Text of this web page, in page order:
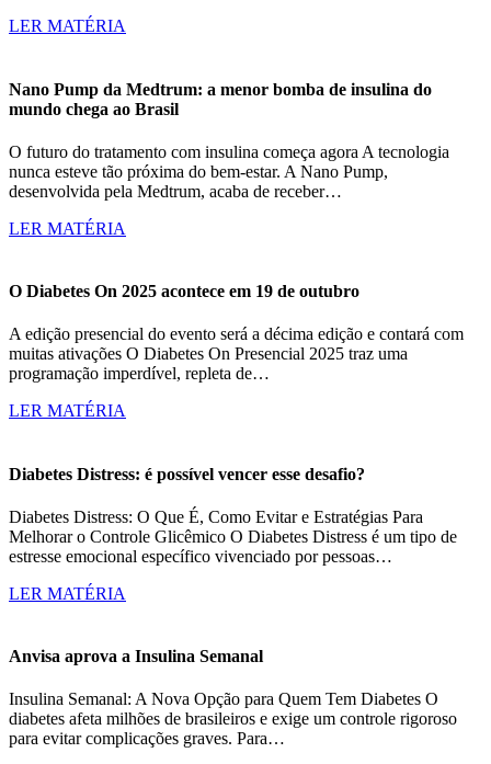
LER MATÉRIA
Nano Pump da Medtrum: a menor bomba de insulina do
mundo chega ao Brasil
O futuro do tratamento com insulina começa agora A tecnologia
nunca esteve tão próxima do bem-estar. A Nano Pump,
desenvolvida pela Medtrum, acaba de receber…
LER MATÉRIA
O Diabetes On 2025 acontece em 19 de outubro
A edição presencial do evento será a décima edição e contará com
muitas ativações O Diabetes On Presencial 2025 traz uma
programação imperdível, repleta de…
LER MATÉRIA
Diabetes Distress: é possível vencer esse desafio?
Diabetes Distress: O Que É, Como Evitar e Estratégias Para
Melhorar o Controle Glicêmico O Diabetes Distress é um tipo de
estresse emocional específico vivenciado por pessoas…
LER MATÉRIA
Anvisa aprova a Insulina Semanal
Insulina Semanal: A Nova Opção para Quem Tem Diabetes O
diabetes afeta milhões de brasileiros e exige um controle rigoroso
para evitar complicações graves. Para…